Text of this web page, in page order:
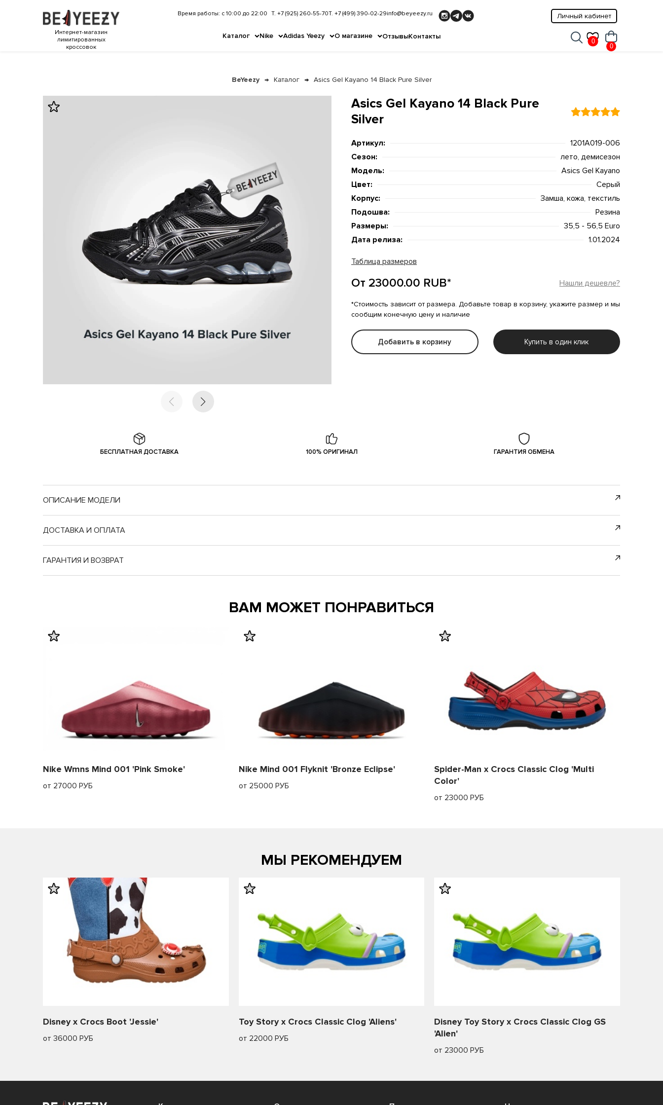
0
Интернет-магазин
лимитированных
кроссовок
Личный кабинет
Каталог Nike Adidas Yeezy О магазине ОтзывыКонтакты
Время работы: с 10:00 до 22:00 Т. +7 (925) 260-55-70Т. +7 (499) 390-02-29info@beyeezy.ru
0
BeYeezy Каталог Asics Gel Kayano 14 Black Pure Silver
Asics Gel Kayano 14 Black Pure
Silver
Артикул:
1201A019-006
Сезон:
лето, демисезон
Модель:
Asics Gel Kayano
Цвет:
Серый
Корпус:
Замша, кожа, текстиль
Подошва:
Резина
Размеры:
35,5 - 56,5 Euro
Дата релиза:
1.01.2024
Таблица размеров
От 23000.00 RUB* Нашли дешевле?
*Стоимость зависит от размера. Добавьте товар в корзину, укажите размер и мы
сообщим конечную цену и наличие
Добавить в корзину Купить в один клик
БЕСПЛАТНАЯ ДОСТАВКА 100% ОРИГИНАЛ ГАРАНТИЯ ОБМЕНА
ОПИСАНИЕ МОДЕЛИ
ДОСТАВКА И ОПЛАТА
ГАРАНТИЯ И ВОЗВРАТ
ВАМ МОЖЕТ ПОНРАВИТЬСЯ
Nike Wmns Mind 001 'Pink Smoke'
от 27000 РУБ
Nike Mind 001 Flyknit 'Bronze Eclipse'
от 25000 РУБ
Spider-Man x Crocs Classic Clog 'Multi
Color'
от 23000 РУБ
МЫ РЕКОМЕНДУЕМ
Disney x Crocs Boot 'Jessie'
от 36000 РУБ
Toy Story x Crocs Classic Clog 'Aliens'
от 22000 РУБ
Disney Toy Story x Crocs Classic Clog GS
'Alien'
от 23000 РУБ